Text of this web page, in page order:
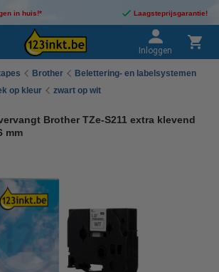
in huis!* Laagsteprijsgarantie!
Inloggen
Brother
Belettering- en labelsystemen
op kleur zwart op wit
Brother TZe-S211 extra klevend
mm